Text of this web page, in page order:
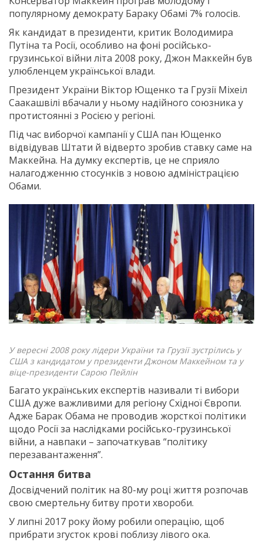
популярному демократу Бараку Обамі 7% голосів.
Як кандидат в президенти, критик Володимира
Путіна та Росії, особливо на фоні російсько-
грузинської війни літа 2008 року, Джон Маккейн був
улюбленцем української влади.
Президент України Віктор Ющенко та Грузії Міхеіл
Саакашвілі вбачали у ньому надійного союзника у
протистоянні з Росією у регіоні.
Під час виборчої кампанії у США пан Ющенко
відвідував Штати й відверто зробив ставку саме на
Маккейна. На думку експертів, це не сприяло
налагодженню стосунків з новою адміністрацією
Обами.
У вересні 2008 року лідери України та Грузії зустрілись у
США з кандидатом у президенти Джоном Маккейном та у
віце-президенти Сарою Пейлін
Багато українських експертів називали ті вибори
США дуже важливими для регіону Східної Європи.
Адже Барак Обама не проводив жорсткої політики
щодо Росії за наслідками російсько-грузинської
війни, а навпаки – започаткував “політику
перезавантаження”.
Остання битва
Досвідчений політик на 80-му році життя розпочав
свою смертельну битву проти хвороби.
У липні 2017 року йому робили операцію, щоб
прибрати згусток крові поблизу лівого ока.